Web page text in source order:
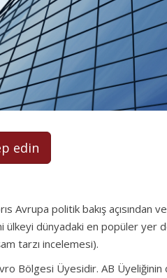
edin
Avrupa politik bakış açısından
ülkeyi dünyadaki en popüler yer
tarzı incelemesi).
Bölgesi Üyesidir. AB Üyeliğinin